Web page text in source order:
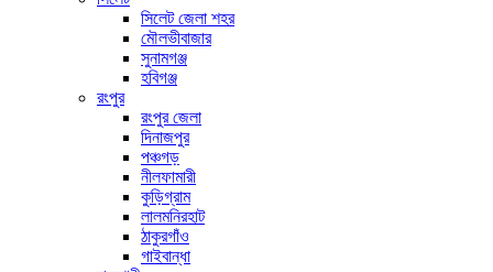
সিলেট জেলা শহর
মৌলভীবাজার
সুনামগঞ্জ
হবিগঞ্জ
রংপুর
রংপুর জেলা
দিনাজপুর
পঞ্চগড়
নীলফামারী
কুড়িগ্রাম
লালমনিরহাট
ঠাকুরগাঁও
গাইবান্ধা